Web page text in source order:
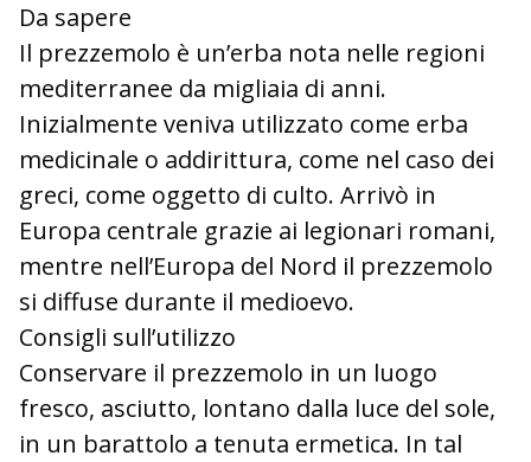
Da sapere
Il prezzemolo è un’erba nota nelle regioni
mediterranee da migliaia di anni.
Inizialmente veniva utilizzato come erba
medicinale o addirittura, come nel caso dei
greci, come oggetto di culto. Arrivò in
Europa centrale grazie ai legionari romani,
mentre nell’Europa del Nord il prezzemolo
si diffuse durante il medioevo.
Consigli sull’utilizzo
Conservare il prezzemolo in un luogo
fresco, asciutto, lontano dalla luce del sole,
in un barattolo a tenuta ermetica. In tal